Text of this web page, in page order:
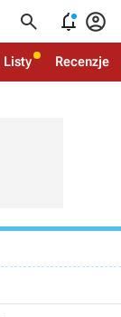
  
Listy Recenzje